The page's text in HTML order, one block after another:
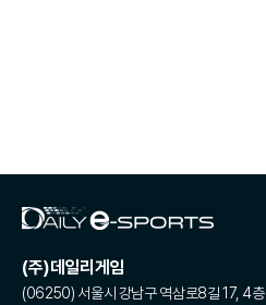
(주)데일리게임
(06250) 서울시 강남구 역삼로8길 17, 4층